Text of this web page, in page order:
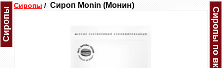
Сиропы
Сиропы / Сироп Monin (Монин)
Сиропы по вкусам